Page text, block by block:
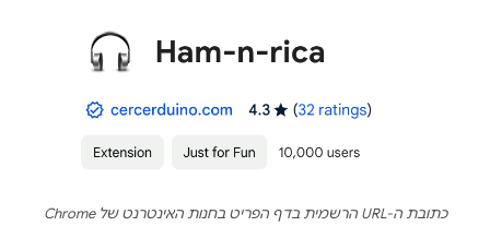
כתובת ה-URL הרשמית בדף הפריט בחנות האינטרנט של Chrome